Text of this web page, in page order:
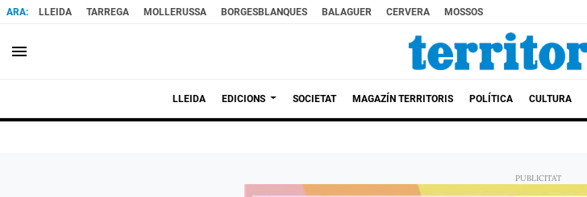
LLEIDA TARREGA MOLLERUSSA BORGESBLANQUES BALAGUER CERVERA MOSSOS
menu
LLEIDA EDICIONS SOCIETAT MAGAZÍN TERRITORIS POLÍTICA CULTURA